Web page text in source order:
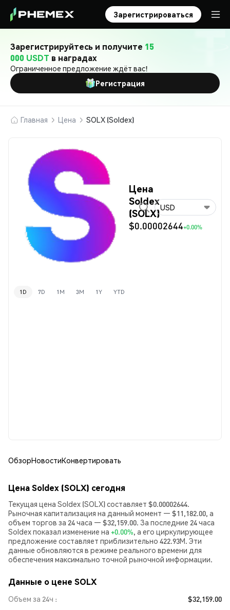
Зарегистрироваться
Зарегистрируйтесь и получите 15
000 USDT в наградах
Ограниченное предложение ждёт вас!
Регистрация
Главная Цена SOLX (Soldex)
Цена
Soldex
(SOLX)
$0.00002644+0.00%
USD
1D 7D 1M 3M 1Y YTD
ОбзорНовостиКонвертировать
Цена Soldex (SOLX) сегодня
Текущая цена Soldex (SOLX) составляет $0.00002644.
Рыночная капитализация на данный момент — $11,182.00, а
объем торгов за 24 часа — $32,159.00. За последние 24 часа
Soldex показал изменение на +0.00%, а его циркулирующее
предложение составляет приблизительно 422.93M. Эти
данные обновляются в режиме реального времени для
обеспечения максимально точной рыночной информации.
Данные о цене SOLX
Объем за 24ч
$32,159.00